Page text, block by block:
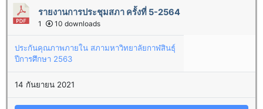
รายงานการประชุมสภา ครั้งที่ 5-2564
1 10 downloads
ประกันคุณภาพภายใน สภามหาวิทยาลัยกาฬสินธุ์
ปีการศึกษา 2563
14 กันยายน 2021